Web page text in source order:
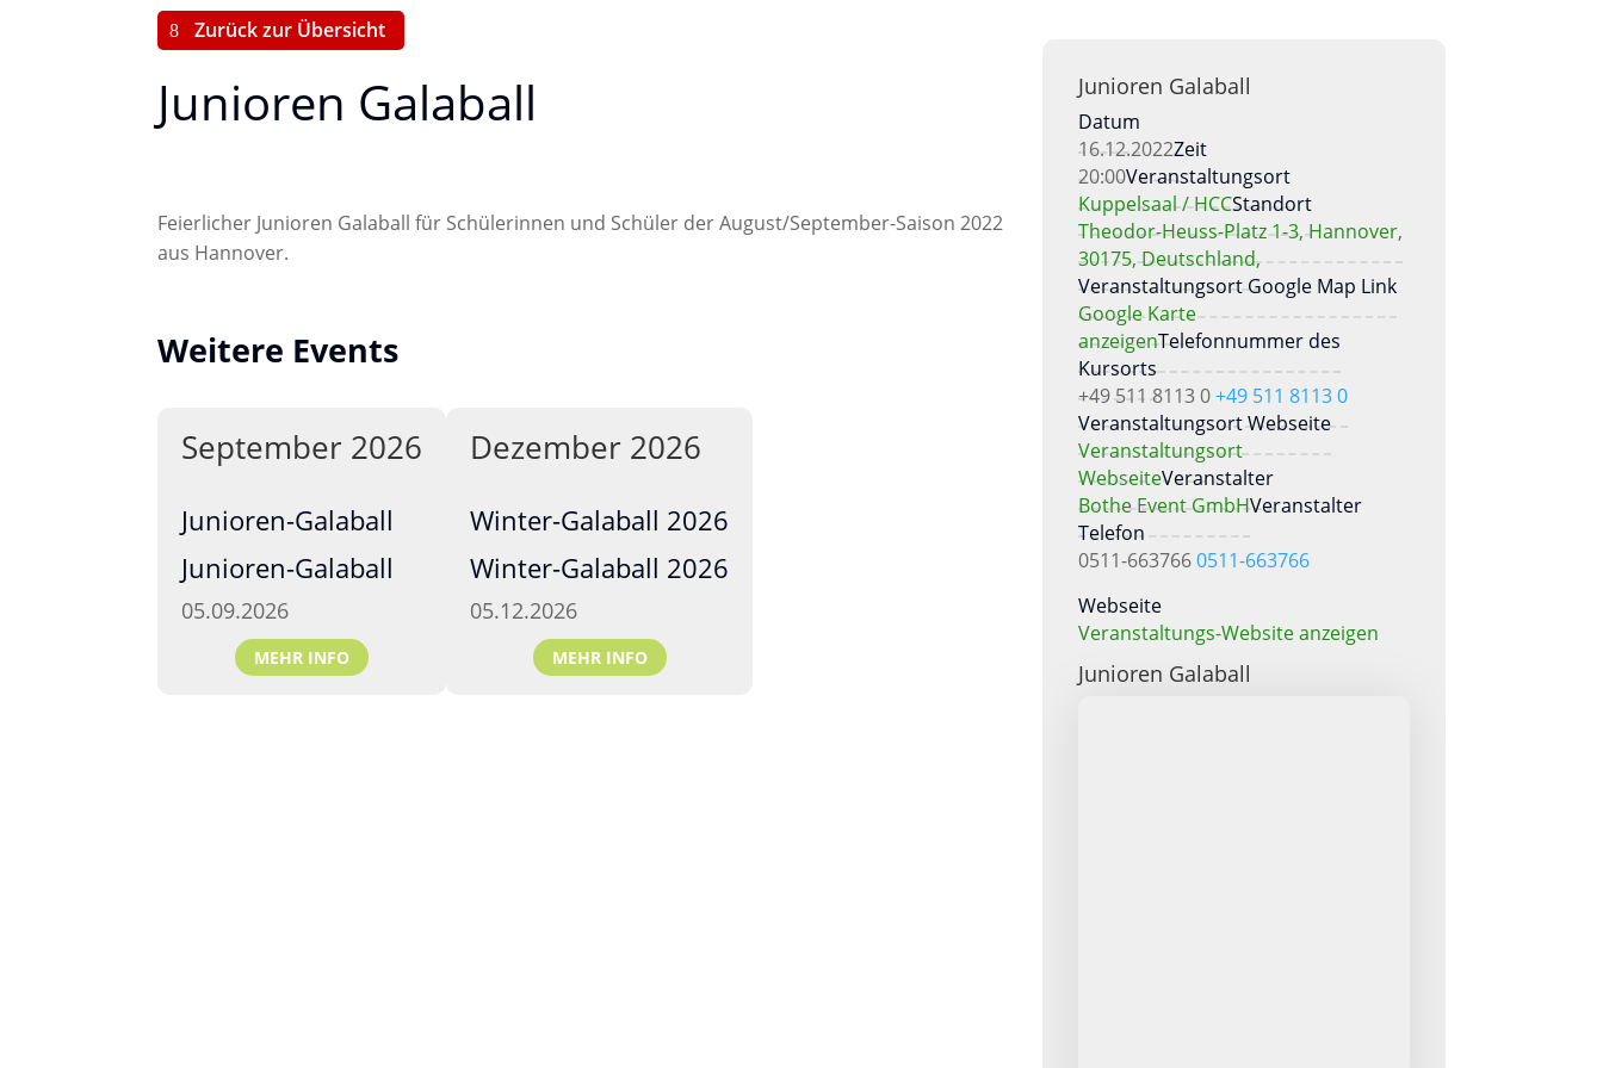
Zurück zur Übersicht
Junioren Galaball
Feierlicher Junioren Galaball für Schülerinnen und Schüler der August/September-Saison 2022
aus Hannover.
Weitere Events
September 2026
Junioren-Galaball
Junioren-Galaball
05.09.2026
MEHR INFO
Dezember 2026
Winter-Galaball 2026
Winter-Galaball 2026
05.12.2026
MEHR INFO
Junioren Galaball
Datum
16.12.2022Zeit
20:00Veranstaltungsort
Kuppelsaal / HCCStandort
Theodor-Heuss-Platz 1-3, Hannover,
30175, Deutschland,
Veranstaltungsort Google Map Link
Google Karte
anzeigenTelefonnummer des
Kursorts
+49 511 8113 0 +49 511 8113 0
Veranstaltungsort Webseite
Veranstaltungsort
WebseiteVeranstalter
Bothe Event GmbHVeranstalter
Telefon
0511-663766 0511-663766
Webseite
Veranstaltungs-Website anzeigen
Junioren Galaball